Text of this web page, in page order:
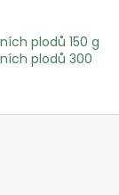
plodů 150 g
plodů 300